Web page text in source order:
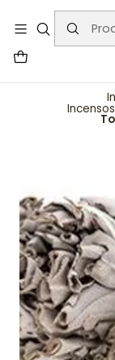
User-agent: *
https://